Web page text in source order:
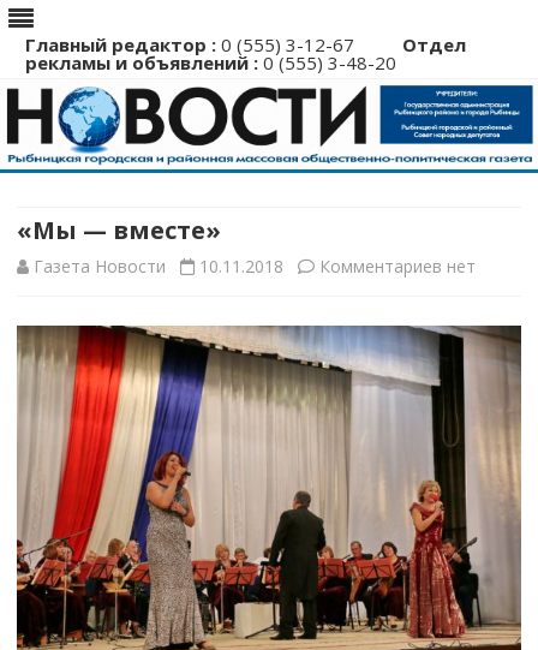
Главный редактор : 0 (555) 3-12-67 Отдел
рекламы и объявлений : 0 (555) 3-48-20
Перейти
«Мы — вместе»
Газета Новости 10.11.2018 Комментариев к
«Мы
—
вместе»
нет